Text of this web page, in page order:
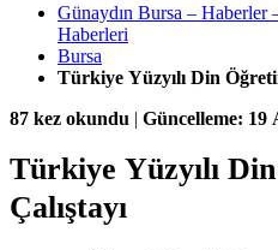
Günaydın Bursa – Haberler
Haberleri
Bursa
Türkiye Yüzyılı Din
87 kez okundu | Güncelleme: 19
Türkiye Yüzyılı
Çalıştayı